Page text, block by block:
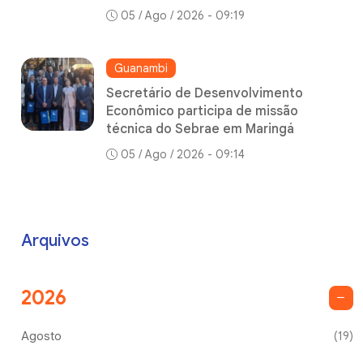
05 / Ago / 2026 - 09:19
Guanambi
Secretário de Desenvolvimento
Econômico participa de missão
técnica do Sebrae em Maringá
05 / Ago / 2026 - 09:14
Arquivos
2026
Agosto (19)